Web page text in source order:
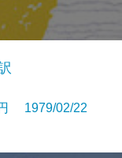
1979/02/22